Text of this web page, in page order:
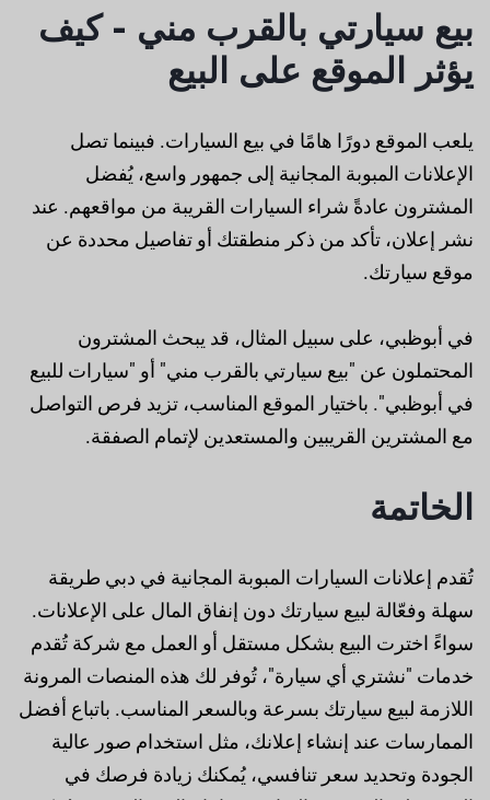
بيع سيارتي بالقرب مني - كيف
يؤثر الموقع على البيع
يلعب الموقع دورًا هامًا في بيع السيارات. فبينما تصل
الإعلانات المبوبة المجانية إلى جمهور واسع، يُفضل
المشترون عادةً شراء السيارات القريبة من مواقعهم. عند
نشر إعلان، تأكد من ذكر منطقتك أو تفاصيل محددة عن
موقع سيارتك.
في أبوظبي، على سبيل المثال، قد يبحث المشترون
المحتملون عن "بيع سيارتي بالقرب مني" أو "سيارات للبيع
في أبوظبي". باختيار الموقع المناسب، تزيد فرص التواصل
مع المشترين القريبين والمستعدين لإتمام الصفقة.
الخاتمة
تُقدم إعلانات السيارات المبوبة المجانية في دبي طريقة
سهلة وفعّالة لبيع سيارتك دون إنفاق المال على الإعلانات.
سواءً اخترت البيع بشكل مستقل أو العمل مع شركة تُقدم
خدمات "نشتري أي سيارة"، تُوفر لك هذه المنصات المرونة
اللازمة لبيع سيارتك بسرعة وبالسعر المناسب. باتباع أفضل
الممارسات عند إنشاء إعلانك، مثل استخدام صور عالية
الجودة وتحديد سعر تنافسي، يُمكنك زيادة فرصك في